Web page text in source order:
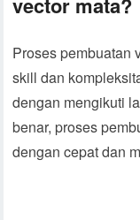
vector mata?
Proses pembuatan
skill dan
dengan mengikuti
benar, proses
dengan cepat dan